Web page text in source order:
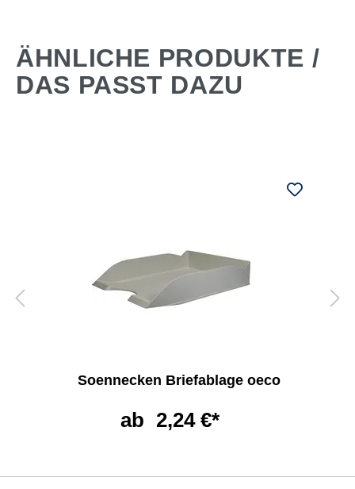
ÄHNLICHE PRODUKTE /
DAS PASST DAZU
Soennecken Briefablage oeco
ab 2,24 €*